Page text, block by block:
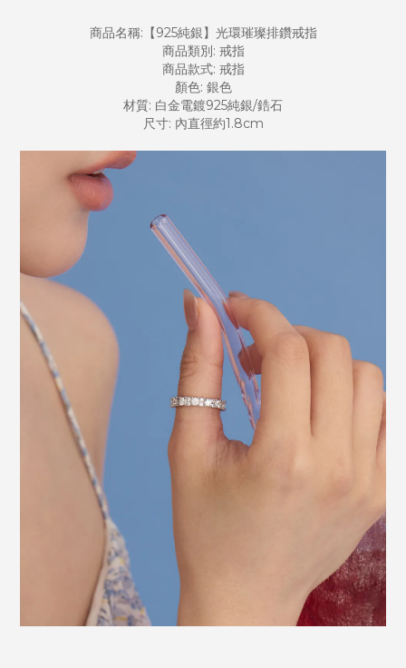
商品名稱:【925純銀】光環璀璨排鑽戒指
商品類別: 戒指
商品款式: 戒指
顏色: 銀色
材質: 白金電鍍925純銀/鋯石
尺寸: 內直徑約1.8cm